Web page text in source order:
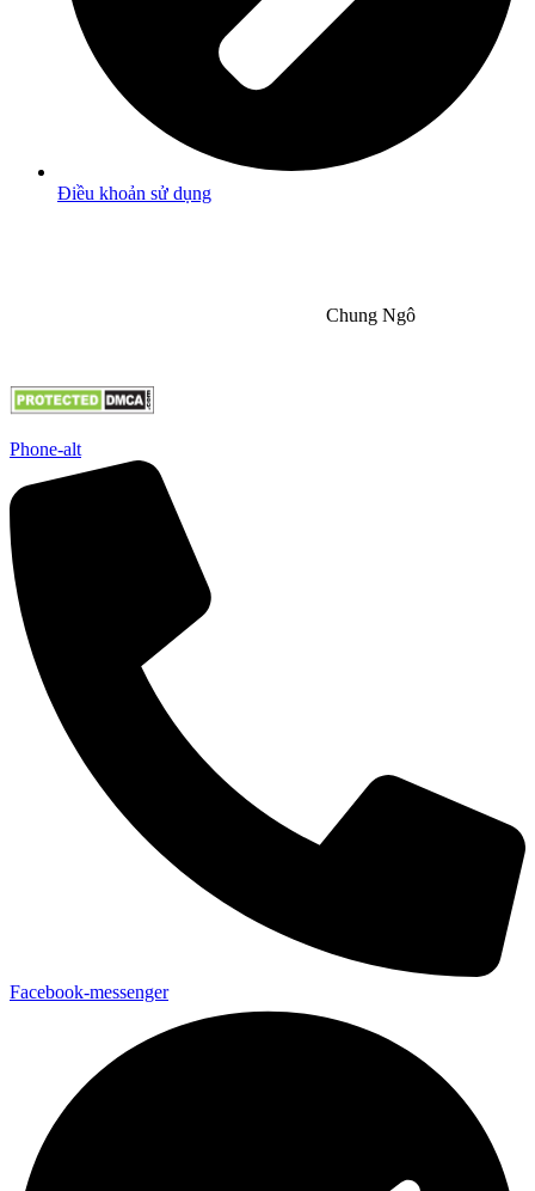
Điều khoản sử dụng
Chung Ngô
Phone-alt
Facebook-messenger